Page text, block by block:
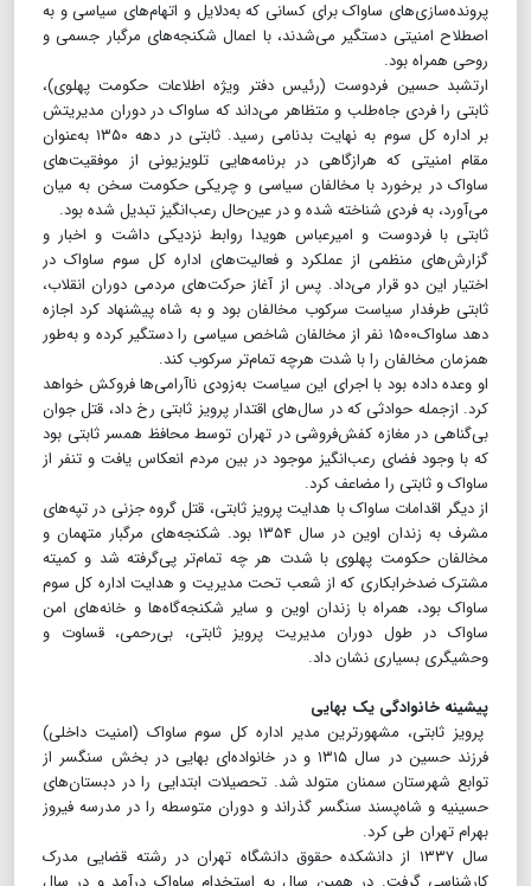
پرونده‌سازی‌های ساواک برای کسانی‌ که به‌‌دلایل و اتهام‌های سیاسی و به‌
اصطلاح امنیتی دستگیر می‌شدند، با اعمال شکنجه‌های مرگبار جسمی و
روحی همراه بود.
ارتشبد حسین فردوست (رئیس دفتر ویژه اطلاعات حکومت پهلوی)،
ثابتی را فردی جاه‌طلب و متظاهر می‌داند که ساواک در دوران مدیریتش
بر اداره کل سوم به نهایت بدنامی رسید. ثابتی در دهه ۱۳۵۰ به‌عنوان
مقام امنیتی که هر‌از‌گاهی در برنامه‌هایی تلویزیونی از موفقیت‌های
ساواک در برخورد با مخالفان سیاسی و چریکی حکومت سخن به میان
می‌آورد، به فردی شناخته شده و در عین‌حال رعب‌انگیز تبدیل شده بود.
ثابتی با فردوست و امیرعباس هویدا روابط نزدیکی داشت و اخبار و
گزارش‌های منظمی از عملکرد و فعالیت‌های اداره کل سوم ساواک در
اختیار این دو قرار می‌داد. پس از آغاز حرکت‌های مردمی دوران انقلاب،
ثابتی طرفدار سیاست سرکوب مخالفان بود و به شاه پیشنهاد کرد اجازه
دهد ساواک۱۵۰۰ نفر از مخالفان شاخص سیاسی را دستگیر کرده و به‌طور
همزمان مخالفان را با شدت هر‌چه تمام‌تر سرکوب کند.
او وعده داده بود با اجرای این سیاست به‌زودی ناآرامی‌ها فروکش خواهد
کرد. ازجمله حوادثی که در سال‌های اقتدار پرویز ثابتی رخ داد، قتل جوان
بی‌گناهی در مغازه‌ کفش‌فروشی در تهران توسط محافظ همسر ثابتی بود
که با وجود فضای رعب‌انگیز موجود در بین مردم انعکاس یافت و تنفر از
ساواک و ثابتی را مضاعف کرد.
از دیگر اقدامات ساواک با هدایت پرویز ثابتی، قتل گروه جزنی در تپه‌های
مشرف به زندان اوین در سال ۱۳۵۴ بود. شکنجه‌های مرگبار متهمان و
مخالفان حکومت پهلوی با شدت هر چه تمام‌تر پی‌گرفته شد و کمیته
مشترک ضدخرابکاری که از شعب تحت مدیریت و هدایت اداره کل سوم
ساواک بود، همراه با زندان اوین و سایر شکنجه‌گاه‌ها و خانه‌های امن
ساواک در طول دوران مدیریت پرویز ثابتی، بی‌رحمی، قساوت و
وحشیگری بسیاری نشان داد.
پیشینه خانوادگی یک بهایی
پرویز ثابتی، مشهورترین مدیر اداره کل سوم ساواک (امنیت داخلی)
فرزند حسین در سال ۱۳۱۵ و در خانواده‌ای بهایی در بخش سنگسر از
توابع شهرستان سمنان متولد شد. تحصیلات ابتدایی را در دبستان‌های
حسینیه و شاه‌پسند سنگسر گذراند و دوران متوسطه را در مدرسه فیروز
بهرام تهران طی کرد.
سال ۱۳۳۷ از دانشکده حقوق دانشگاه تهران در رشته قضایی مدرک